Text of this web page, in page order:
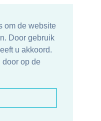
om de website
Door gebruik
u akkoord.
door op de